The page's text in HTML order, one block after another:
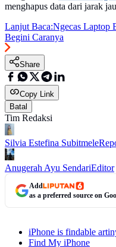
menghapus data dari jarak
Lanjut Baca:Ngecas Laptop
Begini Caranya
Share
Copy Link
Batal
Tim Redaksi
Silvia Estefina Subitmele
Anugerah Ayu SendariEditor
Add
as a preferred source on
iPhone is findable
Find My iPhone